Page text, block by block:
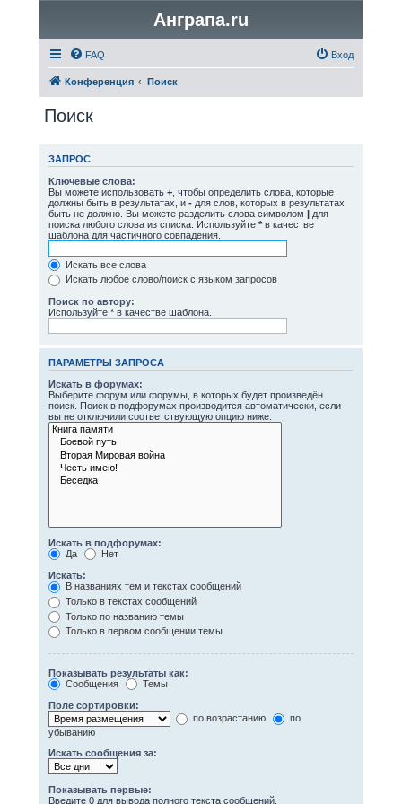
Анграпа.ru
FAQ Вход
Конференция Поиск
Поиск
ЗАПРОС
Ключевые слова:
Вы можете использовать +, чтобы определить слова, которые
должны быть в результатах, и -для слов, которых в результатах
быть не должно. Вы можете разделить слова символом |для
поиска любого слова из списка. Используйте *в качестве
шаблона для частичного совпадения.
Искать все слова
Искать любое слово/поиск с языком запросов
Поиск по автору:
Используйте * в качестве шаблона.
ПАРАМЕТРЫ ЗАПРОСА
Искать в форумах:
Выберите форум или форумы, в которых будет произведён
поиск. Поиск в подфорумах производится автоматически, если
вы не отключили соответствующую опцию ниже.
Искать в подфорумах:
Да
Нет
Искать:
В названиях тем и текстах сообщений
Только в текстах сообщений
Только по названию темы
Только в первом сообщении темы
Показывать результаты как:
Сообщения
Темы
Поле сортировки:
по возрастанию
по
убыванию
Искать сообщения за:
Показывать первые:
Введите 0 для вывода полного текста сообщений.